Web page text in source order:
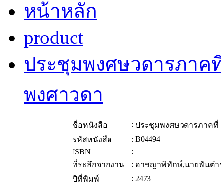
หน้าหลัก
product
ประชุมพงศษวดารภาค
พงศาวดา
ชื่อหนังสือ : ประชุมพงศษวดารภาคที่
รหัสหนังสือ
: B04494
ISBN
:
ที่ระลึกจากงาน
: อาชญาพิทักษ์,นายพันตำ
ปีที่พิมพ์
: 2473